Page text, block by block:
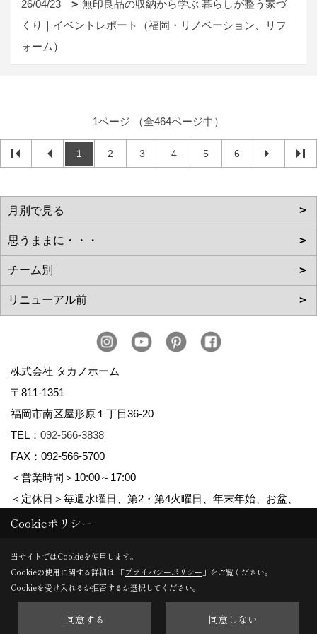
26/04/23
無印良品の収納から学ぶ 暮らしが整う家づ
くり｜イベントレポート（福岡・リノベーション、リフ
ォーム）
1ページ （全464ページ中）
1 2 3 4 5 6
株式会社 タカノホーム
〒811-1351
福岡市南区屋形原１丁目36-20
TEL： 092-566-3838
FAX：092-566-5700
＜営業時間＞10:00～17:00
＜定休日＞毎週水曜日、第2・第4火曜日、年末年始、お盆、
ゴールデンウィーク、夏季休暇
Copyright (c) TAKANO CONSTRUCTION CO.,LTD. All Rights Reserved.
Cookieポリシー
当サイトではCookieを使用します。
Cookieの使用に関する詳細は 「プライバシーポリシー 」をご覧ください。
Cookieを受け入れるか拒否するか選択してください。
同意する 同意しない